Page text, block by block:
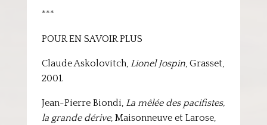
***
POUR EN SAVOIR PLUS
Claude Askolovitch, Lionel Jospin, Grasset,
2001.
Jean-Pierre Biondi, La mêlée des pacifistes,
la grande dérive, Maisonneuve et Larose,